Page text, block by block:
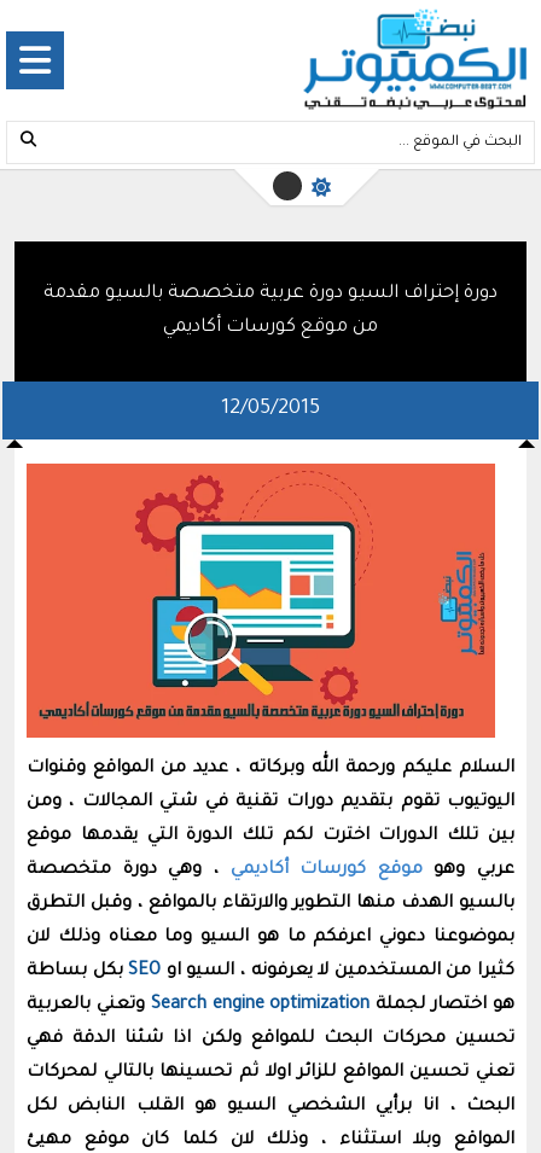
دورة إحتراف السيو دورة عربية متخصصة بالسيو مقدمة
من موقع كورسات أكاديمي
12/05/2015
السلام عليكم ورحمة الله وبركاته ، عديد من المواقع وقنوات
اليوتيوب تقوم بتقديم دورات تقنية في شتي المجالات ، ومن
بين تلك الدورات اخترت لكم تلك الدورة التي يقدمها موقع
عربي وهوموقع كورسات أكاديمي ، وهي دورة متخصصة
بالسيو الهدف منها التطوير والارتقاء بالمواقع ، وقبل التطرق
بموضوعنا دعوني اعرفكم ما هو السيو وما معناه وذلك لان
كثيرا من المستخدمين لا يعرفونه ، السيو او SEOبكل بساطة
هو اختصار لجملة Search engine optimization وتعني بالعربية
تحسين محركات البحث للمواقع ولكن اذا شئنا الدقة فهي
تعني تحسين المواقع للزائر اولا ثم تحسينها بالتالي لمحركات
البحث ، انا برأيي الشخصي السيو هو القلب النابض لكل
المواقع وبلا استثناء ، وذلك لان كلما كان موقع مهيئ